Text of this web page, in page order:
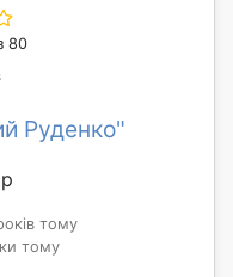
80
Руденко"
тому
тому